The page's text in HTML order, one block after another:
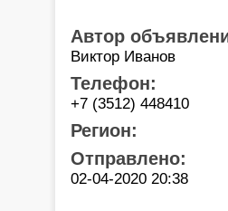
Автор
Виктор Иванов
Телефон:
+7 (3512) 448410
Регион:
Отправлено:
02-04-2020 20:38